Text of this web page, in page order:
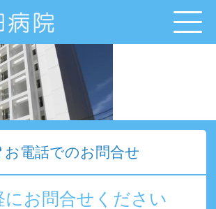
お電話でのお問合せ
にお問合せください